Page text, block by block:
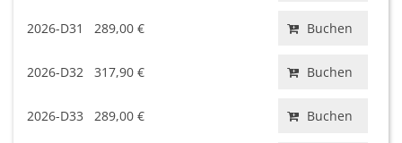
2026-D31 289,00 € Buchen
2026-D32 317,90 € Buchen
2026-D33 289,00 € Buchen